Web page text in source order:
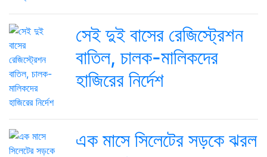
সেই দুই বাসের রেজিস্ট্রেশন
বাতিল, চালক-মালিকদের
হাজিরের নির্দেশ
এক মাসে সিলেটের সড়কে ঝরল